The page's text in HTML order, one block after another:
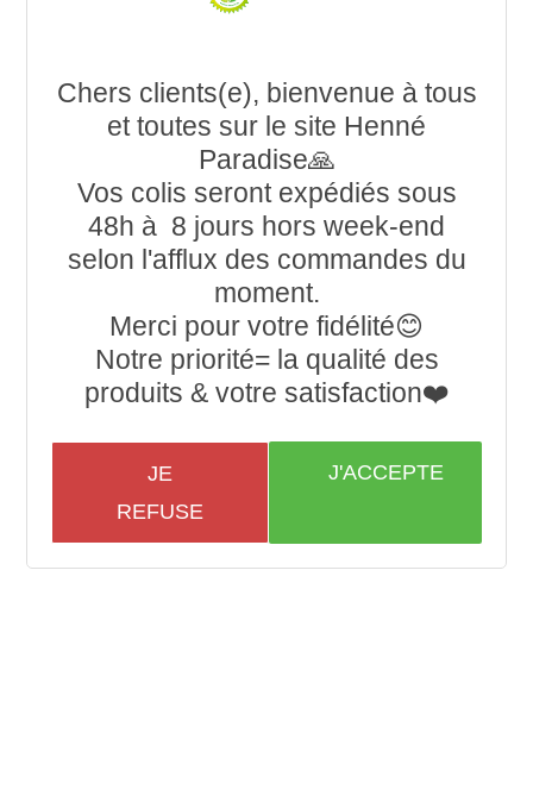
Chers clients(e), bienvenue à tous
et toutes sur le site Henné
Paradise🙏
Vos colis seront expédiés sous
48h à 8 jours hors week-end
selon l'afflux des commandes du
moment.
Merci pour votre fidélité😊
Notre priorité= la qualité des
produits & votre satisfaction❤️
JE
REFUSE
J'ACCEPTE